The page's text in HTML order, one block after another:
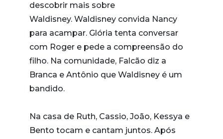
descobrir mais sobre
Waldisney. Waldisney convida Nancy
para acampar. Glória tenta conversar
com Roger e pede a compreensão do
filho. Na comunidade, Falcão diz a
Branca e Antônio que Waldisney é um
bandido.
Na casa de Ruth, Cassio, João, Kessya e
Bento tocam e cantam juntos. Após